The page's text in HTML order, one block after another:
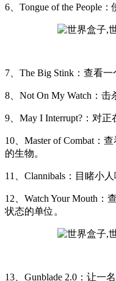
6、Tongue of the People
7、The Big Stink：查看
8、Not On My Watch：击
9、May I Interrupt?：对
10、Master of Combat：
的生物。
11、Clannibals：目睹小
12、Watch Your Mouth
状态的单位。
13、Gunblade 2.0：让一